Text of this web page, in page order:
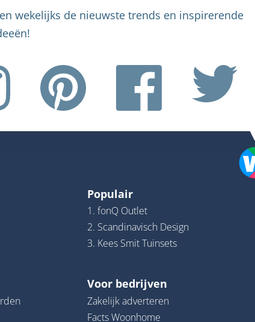
wekelijks de nieuwste trends en inspirerende
Populair
1. fonQ Outlet
2. Scandinavisch Design
3. Kees Smit Tuinsets
Voor bedrijven
Zakelijk adverteren
Facts Woonhome